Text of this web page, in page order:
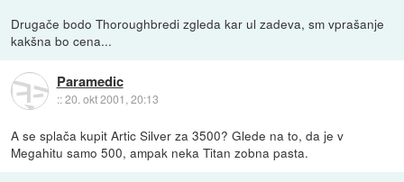
Drugače bodo Thoroughbredi zgleda kar ul zadeva, sm vprašanje
kakšna bo cena...
Paramedic
::20. okt 2001, 20:13
A se splača kupit Artic Silver za 3500? Glede na to, da je v
Megahitu samo 500, ampak neka Titan zobna pasta.